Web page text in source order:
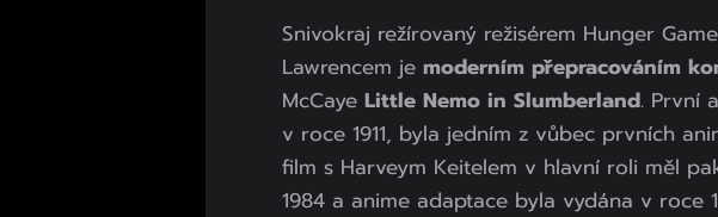
Snivokraj režírovaný režisérem Hunger
Lawrencem je moderním přepracováním
McCaye Little Nemo in Slumberland. První
v roce 1911, byla jedním z vůbec prvních
film s Harveym Keitelem v hlavní roli měl
1984 a anime adaptace byla vydána v roce